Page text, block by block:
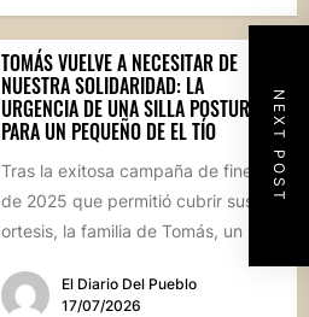
NEXT POST
TOMÁS VUELVE A NECESITAR DE
NUESTRA SOLIDARIDAD: LA
URGENCIA DE UNA SILLA POSTURAL
PARA UN PEQUEÑO DE EL TÍO
Tras la exitosa campaña de fines
de 2025 que permitió cubrir sus
ortesis, la familia de Tomás, un niño
El Diario Del Pueblo
17/07/2026